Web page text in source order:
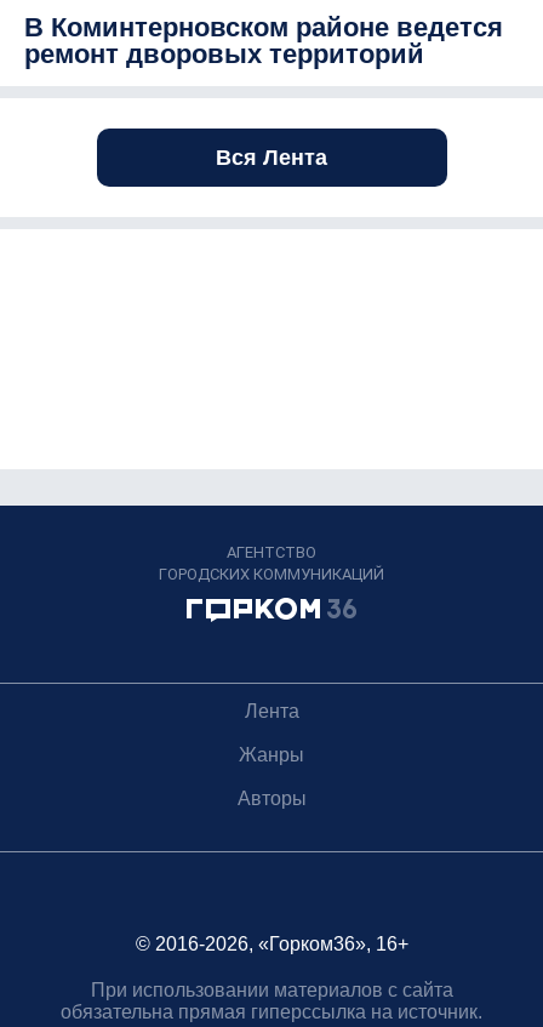
В Коминтерновском районе ведется
ремонт дворовых территорий
Вся Лента
АГЕНТСТВО
ГОРОДСКИХ КОММУНИКАЦИЙ
Лента
Жанры
Авторы
© 2016-2026, «Горком36», 16+
При использовании материалов с сайта
обязательна прямая гиперссылка на источник.